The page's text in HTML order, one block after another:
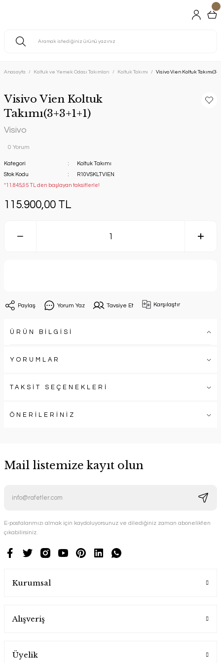
Anasayfa Koltuk ve Yemek Odası Takımları Koltuk Takımı Visivo Vien Koltuk
Visivo Vien Koltuk
Takımı(3+3+1+1)
Visivo
0 Yorum
Kategori
Koltuk Takımı
Stok Kodu
R10VSKLTVIEN
*11.845,95 TL den başlayan taksitlerle!
115.900,00 TL
Paylaş Yorum Yaz Tavsiye Et Karşılaştır
ÜRÜN BİLGİSİ
YORUMLAR
TAKSİT SEÇENEKLERİ
ÖNERİLERİNİZ
Mail listemize kayıt olun
E-postalarımızı almak için kaydoluyorsunuz ve dilediğiniz zaman abonelikten
çıkabilirsiniz.
Kurumsal
Alışveriş
Üyelik